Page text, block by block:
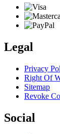
Legal
Privacy
Right Of
Sitemap
Revoke
Social